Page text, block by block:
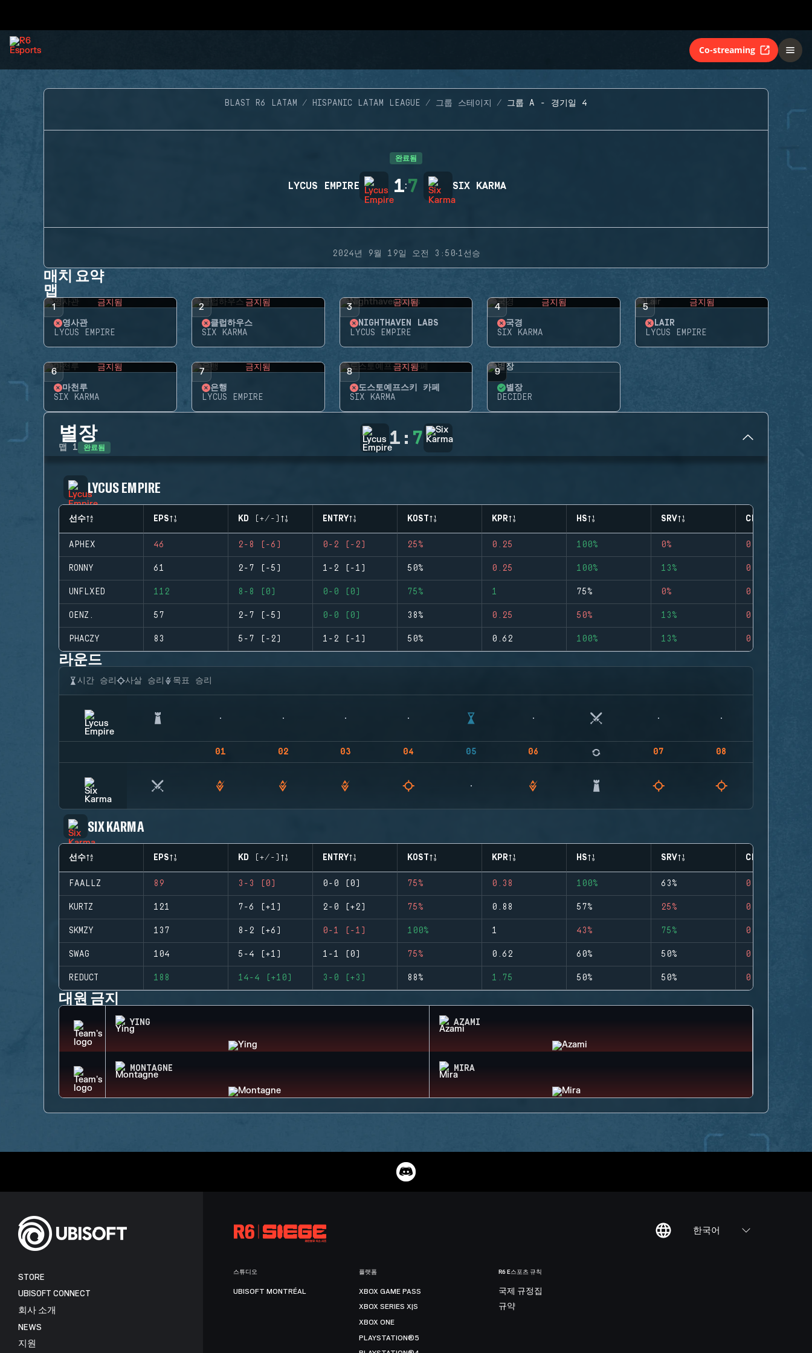
Co-streaming
BLAST R6 LATAM HISPANIC LATAM LEAGUE 그룹 스테이지 그룹 A - 경기일 4
완료됨
LYCUS EMPIRE 1:7 SIX KARMA
2024년 9월 19일 오전 3:50·1선승
매치 요약
맵
1 금지됨
영사관
LYCUS EMPIRE
2 금지됨
클럽하우스
SIX KARMA
3 금지됨
NIGHTHAVEN LABS
LYCUS EMPIRE
4 금지됨
국경
SIX KARMA
5 금지됨
LAIR
LYCUS EMPIRE
6 금지됨
마천루
SIX KARMA
7 금지됨
은행
LYCUS EMPIRE
8 금지됨
도스토예프스키 카페
SIX KARMA
9
별장
DECIDER
별장
맵 1 완료됨 1 : 7
LYCUS EMPIRE
선수 EPS KD (+/-) ENTRY KOST KPR HS SRV CLUTCHES
APHEX 46 2-8 (-6) 0-2 (-2) 25% 0.25 100% 0% 0
RONNY 61 2-7 (-5) 1-2 (-1) 50% 0.25 100% 13% 0
UNFLXED 112 8-8 (0) 0-0 (0) 75% 1 75% 0% 0
OENZ. 57 2-7 (-5) 0-0 (0) 38% 0.25 50% 13% 0
PHACZY 83 5-7 (-2) 1-2 (-1) 50% 0.62 100% 13% 0
라운드
시간 승리 사살 승리 목표 승리
01 02 03 04 05 06 07 08
SIX KARMA
선수 EPS KD (+/-) ENTRY KOST KPR HS SRV CLUTCHES
FAALLZ 89 3-3 (0) 0-0 (0) 75% 0.38 100% 63% 0
KURTZ 121 7-6 (+1) 2-0 (+2) 75% 0.88 57% 25% 0
SKMZY 137 8-2 (+6) 0-1 (-1) 100% 1 43% 75% 0
SWAG 104 5-4 (+1) 1-1 (0) 75% 0.62 60% 50% 0
REDUCT 188 14-4 (+10) 3-0 (+3) 88% 1.75 50% 50% 0
대원 금지
YING AZAMI
MONTAGNE MIRA
한국어
STORE
UBISOFT CONNECT
회사 소개
NEWS
지원
스튜디오
UBISOFT MONTRÉAL
플랫폼
XBOX GAME PASS
XBOX SERIES X|S
XBOX ONE
PLAYSTATION®5
R6 E스포츠 규칙
국제 규정집
규약